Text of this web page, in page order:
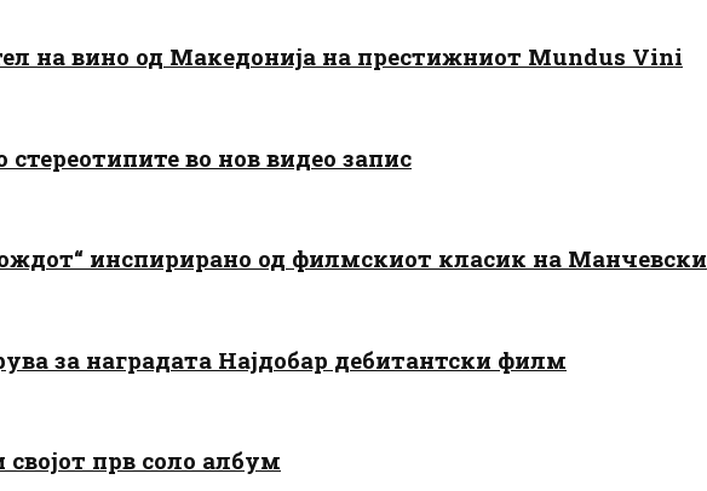
на вино од Македонија на престижниот Mundus Vini
во нов видео запис
инспирирано од филмскиот класик на Манчевски
за наградата Најдобар дебитантски филм
прв соло албум